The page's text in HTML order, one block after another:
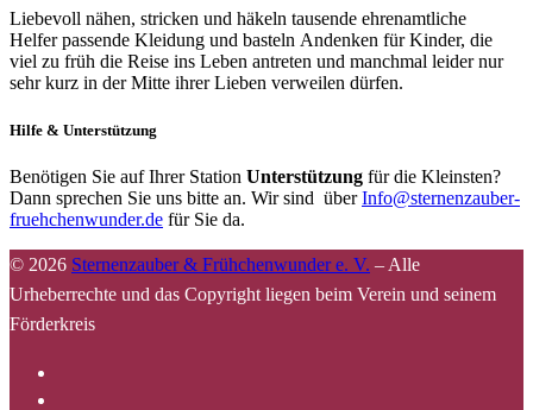
Liebevoll nähen, stricken und häkeln tausende ehrenamtliche
Helfer passende Kleidung und basteln Andenken für Kinder, die
viel zu früh die Reise ins Leben antreten und manchmal leider nur
sehr kurz in der Mitte ihrer Lieben verweilen dürfen.
Hilfe & Unterstützung
Benötigen Sie auf Ihrer Station Unterstützung für die Kleinsten?
Dann sprechen Sie uns bitte an. Wir sind überInfo@sternenzauber-
fruehchenwunder.de für Sie da.
© 2026 Sternenzauber & Frühchenwunder e. V. – Alle
Urheberrechte und das Copyright liegen beim Verein und seinem
Förderkreis